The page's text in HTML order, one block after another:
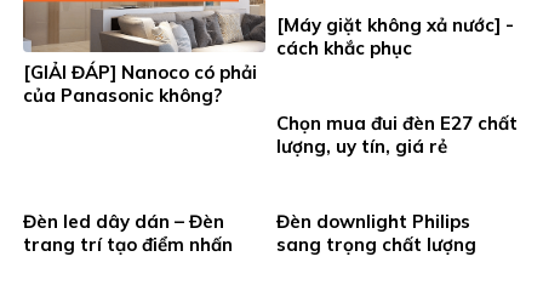
[GIẢI ĐÁP] Nanoco có phải
của Panasonic không?
[Máy giặt không xả nước] -
cách khắc phục
Chọn mua đui đèn E27 chất
lượng, uy tín, giá rẻ
Đèn led dây dán – Đèn
trang trí tạo điểm nhấn
Đèn downlight Philips
sang trọng chất lượng